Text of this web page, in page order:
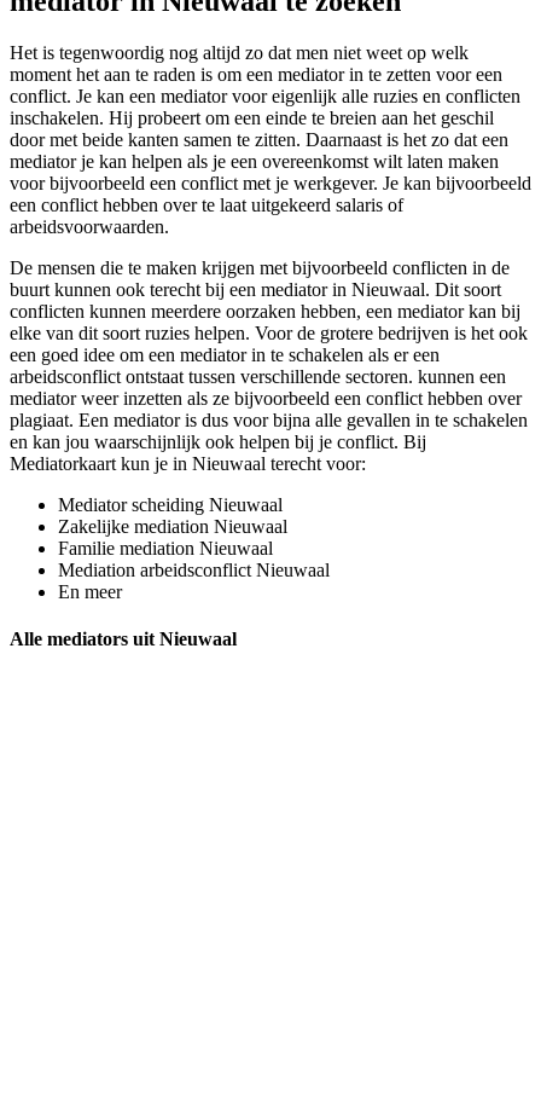
Het is tegenwoordig nog altijd zo dat men niet weet op welk
moment het aan te raden is om een mediator in te zetten voor een
conflict. Je kan een mediator voor eigenlijk alle ruzies en conflicten
inschakelen. Hij probeert om een einde te breien aan het geschil
door met beide kanten samen te zitten. Daarnaast is het zo dat een
mediator je kan helpen als je een overeenkomst wilt laten maken
voor bijvoorbeeld een conflict met je werkgever. Je kan bijvoorbeeld
een conflict hebben over te laat uitgekeerd salaris of
arbeidsvoorwaarden.
De mensen die te maken krijgen met bijvoorbeeld conflicten in de
buurt kunnen ook terecht bij een mediator in Nieuwaal. Dit soort
conflicten kunnen meerdere oorzaken hebben, een mediator kan bij
elke van dit soort ruzies helpen. Voor de grotere bedrijven is het ook
een goed idee om een mediator in te schakelen als er een
arbeidsconflict ontstaat tussen verschillende sectoren. kunnen een
mediator weer inzetten als ze bijvoorbeeld een conflict hebben over
plagiaat. Een mediator is dus voor bijna alle gevallen in te schakelen
en kan jou waarschijnlijk ook helpen bij je conflict. Bij
Mediatorkaart kun je in Nieuwaal terecht voor:
Mediator scheiding Nieuwaal
Zakelijke mediation Nieuwaal
Familie mediation Nieuwaal
Mediation arbeidsconflict Nieuwaal
En meer
Alle mediators uit Nieuwaal